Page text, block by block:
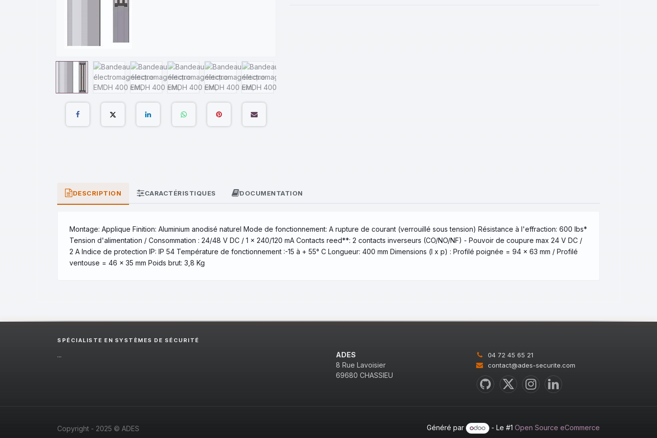
DESCRIPTION CARACTÉRISTIQUES DOCUMENTATION
Montage: Applique Finition: Aluminium anodisé naturel Mode de fonctionnement: A rupture de courant (verrouillé sous tension) Résistance à l'effraction: 600 lbs*
Tension d'alimentation / Consommation : 24/48 V DC / 1 x 240/120 mA Contacts reed**: 2 contacts inverseurs (CO/NO/NF) - Pouvoir de coupure max 24 V DC /
2 A Indice de protection IP: IP 54 Température de fonctionnement :-15 à + 55° C Longueur: 400 mm Dimensions (l x p) : Profilé poignée = 94 x 63 mm / Profilé
ventouse = 46 x 35 mm Poids brut: 3,8 Kg
SPÉCIALISTE EN SYSTÈMES DE SÉCURITÉ
...
ADES
8 Rue Lavoisier
69680 CHASSIEU
04 72 45 65 21
contact@ades-securite.com
Copyright - 2025 © ADES Généré par - Le #1 Open Source eCommerce